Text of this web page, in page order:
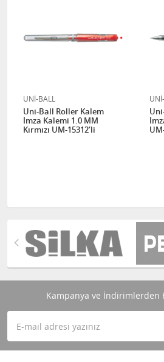
UNİ-BALL
Uni-Ball Roller Kalem
İmza Kalemi 1.0 MM
Kırmızı UM-15312'li
Kampanya ve İndirimlerden